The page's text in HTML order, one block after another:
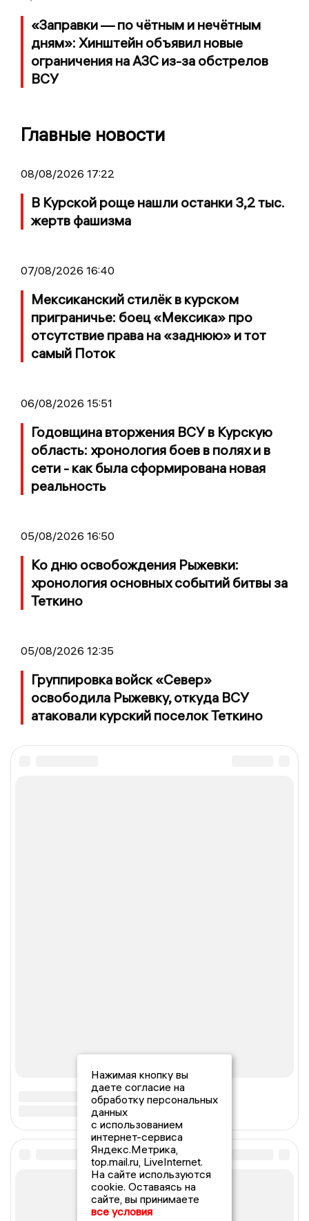
«Заправки — по чётным и нечётным
дням»: Хинштейн объявил новые
ограничения на АЗС из-за обстрелов
ВСУ
Главные новости
08/08/2026 17:22
В Курской роще нашли останки 3,2 тыс.
жертв фашизма
07/08/2026 16:40
Мексиканский стилёк в курском
приграничье: боец «Мексика» про
отсутствие права на «заднюю» и тот
самый Поток
06/08/2026 15:51
Годовщина вторжения ВСУ в Курскую
область: хронология боев в полях и в
сети - как была сформирована новая
реальность
05/08/2026 16:50
Ко дню освобождения Рыжевки:
хронология основных событий битвы за
Теткино
05/08/2026 12:35
Группировка войск «Север»
освободила Рыжевку, откуда ВСУ
атаковали курский поселок Теткино
Нажимая кнопку вы
даете согласие на
обработку персональных
данных
с использованием
интернет-сервиса
Яндекс.Метрика,
top.mail.ru, LiveInternet.
На сайте используются
cookie. Оставаясь на
сайте, вы принимаете
все условия